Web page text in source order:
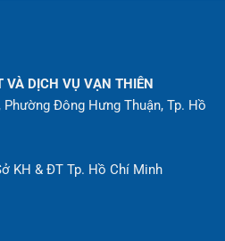
VÀ DỊCH VỤ VẠN THIÊN
Đông Hưng Thuận, Tp. Hồ
KH & ĐT Tp. Hồ Chí Minh